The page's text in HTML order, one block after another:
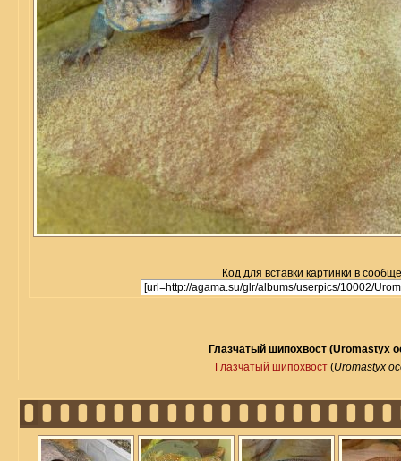
Код для вставки картинки в
Глазчатый шипохвост (Uromastyx
Глазчатый шипохвост (Uromastyx